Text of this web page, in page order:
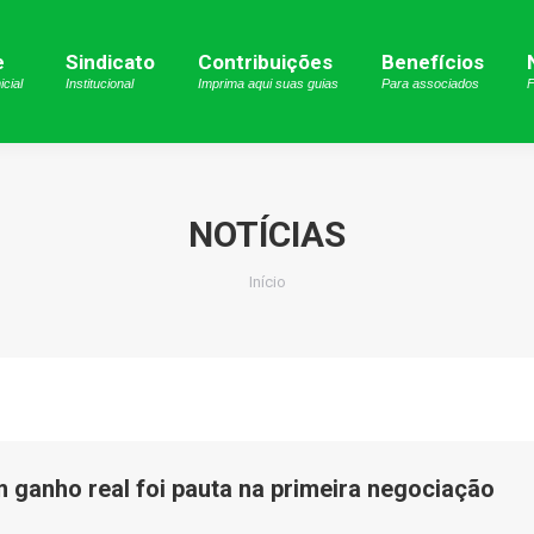
Sindicato
Institucional
Contribuições
Imprima aqui suas guias
Benefícios
Para associados
NOTÍCIAS
Você está aqui:
Início
ganho real foi pauta na primeira negociação
Sindicato
Institucional
Contribuições
Imprima aqui suas guias
Benefícios
Para associados